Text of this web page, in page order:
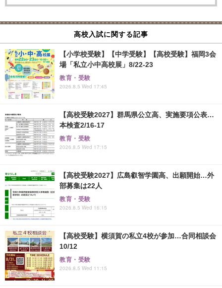
高校入試に関する記事
【小学校受験】【中学受験】【高校受験】福岡3会
場「私立小中高校展」8/22-23
教育・受験
2026.8.5 Wed 17:45
【高校受験2027】群馬県公立高、実施要項公表…
本検査2/16-17
教育・受験
2026.8.5 Wed 17:15
【高校受験2027】広島叡智学園高、出願開始…外
部募集は22人
教育・受験
2026.8.5 Wed 16:15
【高校受験】横須賀の私立4校が参加…合同相談会
10/12
教育・受験
2026.8.5 Wed 11:15